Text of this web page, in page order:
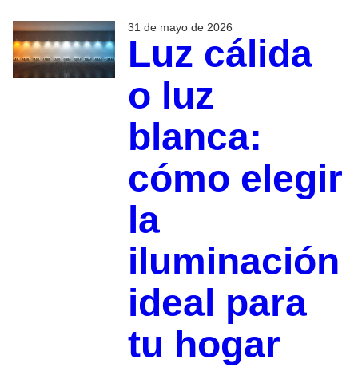
31 de mayo de 2026
Luz cálida
o luz
blanca:
cómo elegir
la
iluminación
ideal para
tu hogar